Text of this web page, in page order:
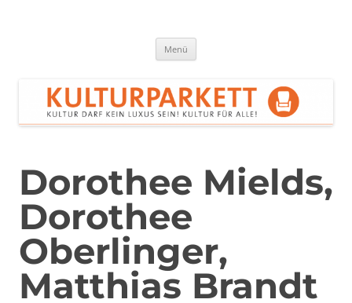
Menü
Dorothee Mields,
Dorothee
Oberlinger,
Matthias Brandt